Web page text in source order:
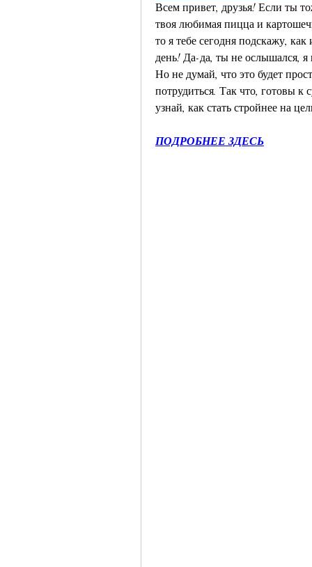
Всем привет, друзья! Если ты
твоя любимая пицца и
то я тебе сегодня подскажу,
день! Да-да, ты не ослышался,
Но не думай, что это будет
потрудиться. Так что, готовы
узнай, как стать стройнее на
ПОДРОБНЕЕ ЗДЕСЬ